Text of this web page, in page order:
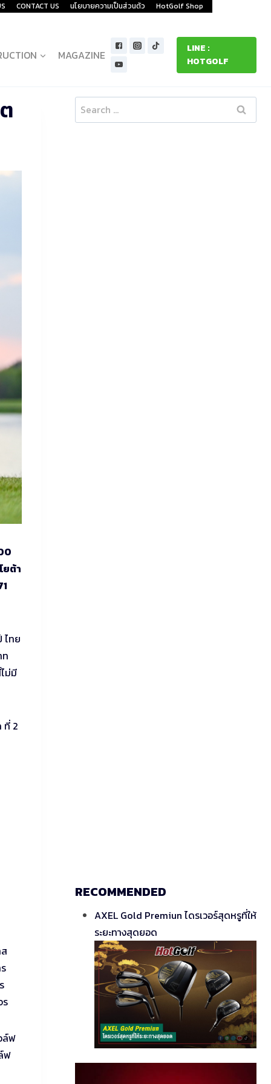
CONTACT US นโยบายความเป็นส่วนตัว HotGolf Shop
MAGAZINE
LINE :
HOTGOLF
ยต้า
ไทย
ท
ม่มี
ที่ 2
ร
ล์ฟ
ฟ
Search
for:
RECOMMENDED
AXEL Gold Premiun ไดรเวอร์สุดหรูที่ให้
ระยะทางสุดยอด